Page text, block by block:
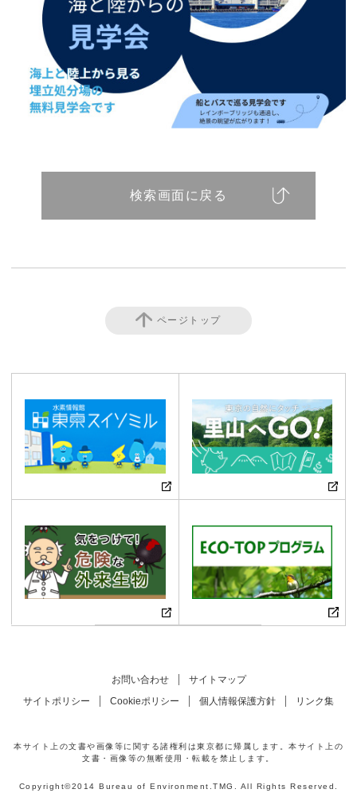
検索画面に戻る
ページトップ
お問い合わせ
サイトマップ
サイトポリシー
Cookieポリシー 個人情報保護方針 リンク集
本サイト上の文書や画像等に関する諸権利は東京都に帰属します。本サイト上の
文書・画像等の無断使用・転載を禁止します。
Copyright©2014 Bureau of Environment.TMG. All Rights Reserved.